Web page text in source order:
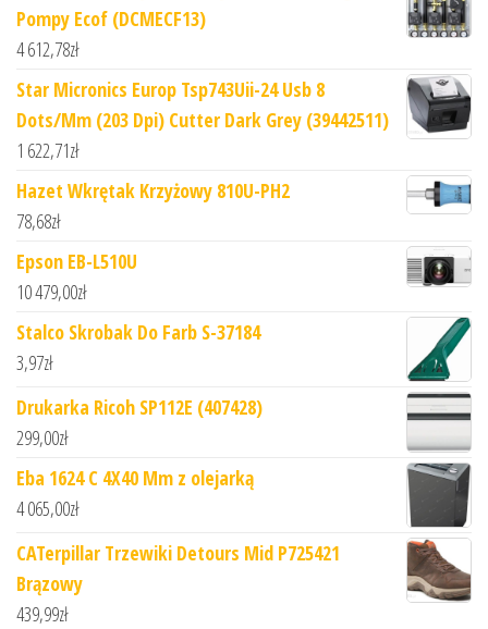
Pompy Ecof (DCMECF13)
4 612,78zł
Star Micronics Europ Tsp743Uii-24 Usb 8
Dots/Mm (203 Dpi) Cutter Dark Grey (39442511)
1 622,71zł
Hazet Wkrętak Krzyżowy 810U-PH2
78,68zł
Epson EB-L510U
10 479,00zł
Stalco Skrobak Do Farb S-37184
3,97zł
Drukarka Ricoh SP112E (407428)
299,00zł
Eba 1624 C 4X40 Mm z olejarką
4 065,00zł
CATerpillar Trzewiki Detours Mid P725421
Brązowy
439,99zł